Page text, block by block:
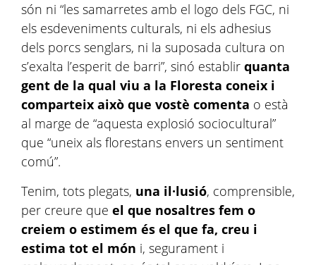
són ni “les samarretes amb el logo dels FGC, ni
els esdeveniments culturals, ni els adhesius
dels porcs senglars, ni la suposada cultura on
s’exalta l’esperit de barri”, sinó establir quanta
gent de la qual viu a la Floresta coneix i
comparteix això que vostè comenta o està
al marge de “aquesta explosió sociocultural”
que “uneix als florestans envers un sentiment
comú”.
Tenim, tots plegats, una il·lusió, comprensible,
per creure que el que nosaltres fem o
creiem o estimem és el que fa, creu i
estima tot el món i, segurament i